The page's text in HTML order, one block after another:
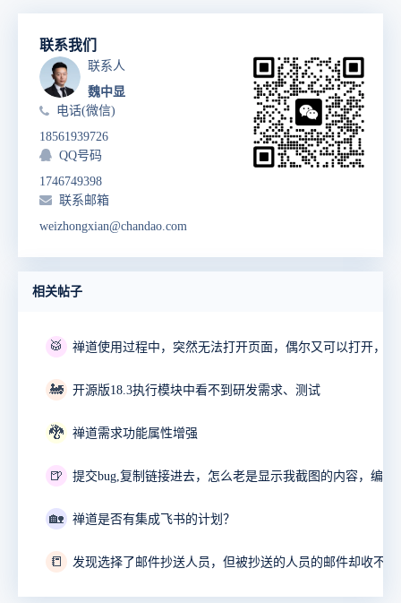
联系我们
联系人
魏中显
电话(微信)
18561939726
QQ号码
1746749398
联系邮箱
weizhongxian@chandao.com
相关帖子
🥁
🚂 开源版18.3执行模块中看不到研发需求、测试
🐉 禅道需求功能属性增强
🍺
🏡 禅道是否有集成飞书的计划？
📒 发现选择了邮件抄送人员，但被抄送的人员的邮件却收不到